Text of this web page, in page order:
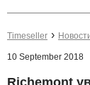
Timeseller
10 September 2018